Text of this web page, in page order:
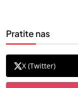
Pratite nas
X (Twitter)